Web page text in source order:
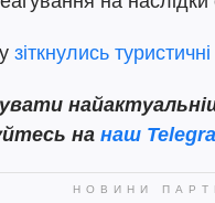
зіткнулись
на наш